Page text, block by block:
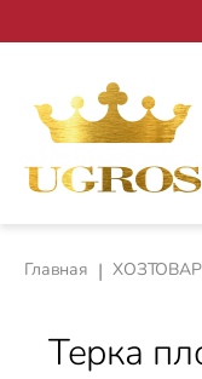
Главная |
Терка